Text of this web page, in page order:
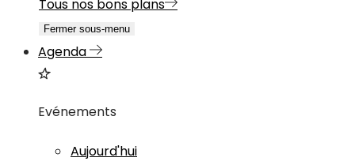
Tous nos bons plans
Fermer sous-menu
Agenda
Evénements
Aujourd'hui